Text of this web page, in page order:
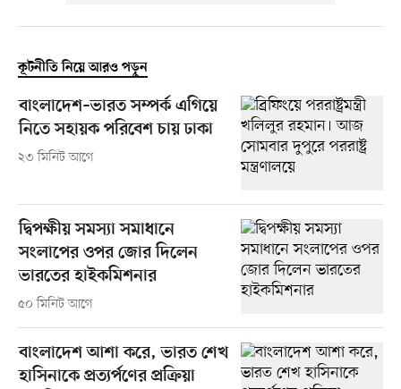
কূটনীতি নিয়ে আরও পড়ুন
বাংলাদেশ–ভারত সম্পর্ক এগিয়ে
নিতে সহায়ক পরিবেশ চায় ঢাকা
২৩ মিনিট আগে
দ্বিপক্ষীয় সমস্যা সমাধানে
সংলাপের ওপর জোর দিলেন
ভারতের হাইকমিশনার
৫০ মিনিট আগে
বাংলাদেশ আশা করে, ভারত শেখ
হাসিনাকে প্রত্যর্পণের প্রক্রিয়া